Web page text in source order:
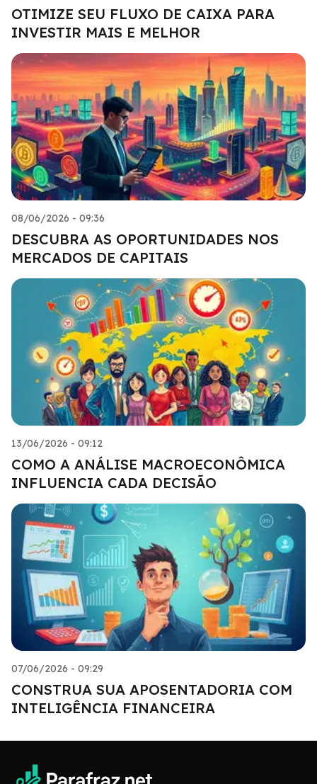
OTIMIZE SEU FLUXO DE CAIXA PARA
INVESTIR MAIS E MELHOR
08/06/2026 - 09:36
DESCUBRA AS OPORTUNIDADES NOS
MERCADOS DE CAPITAIS
13/06/2026 - 09:12
COMO A ANÁLISE MACROECONÔMICA
INFLUENCIA CADA DECISÃO
07/06/2026 - 09:29
CONSTRUA SUA APOSENTADORIA COM
INTELIGÊNCIA FINANCEIRA